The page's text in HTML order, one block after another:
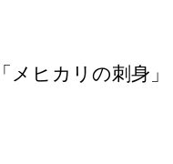
メヒカリの刺身」